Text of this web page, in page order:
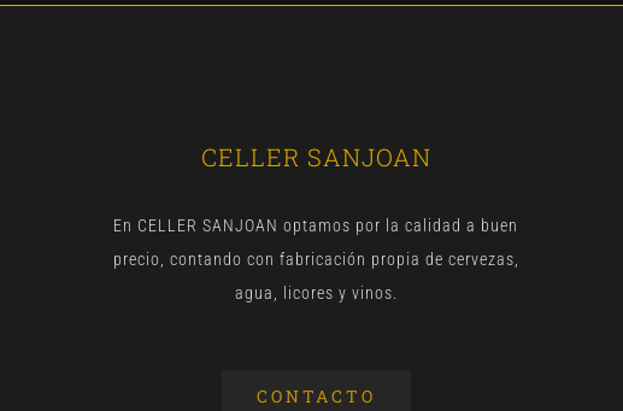
CELLER SANJOAN
En CELLER SANJOAN optamos por la calidad a buen
precio, contando con fabricación propia de cervezas,
agua, licores y vinos.
CONTACTO